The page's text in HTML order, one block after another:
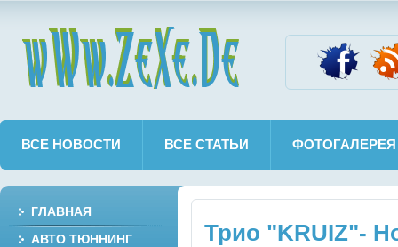
ВСЕ НОВОСТИ ВСЕ СТАТЬИ ФОТОГАЛЕРЕЯ
Трио "KRUIZ"-
ГЛАВНАЯ
АВТО ТЮННИНГ